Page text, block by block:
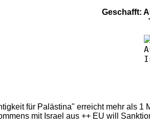
Geschafft:
für Palästina" erreicht mehr als
mit Israel aus ++ EU will